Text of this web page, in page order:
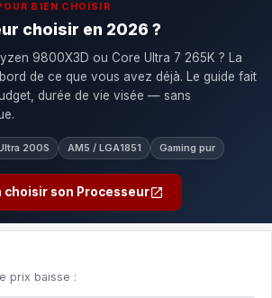
BIEN CHOISIR
choisir en 2026 ?
9800X3D ou Core Ultra 7 265K ? La
de ce que vous avez déjà. Le guide fait
durée de vie visée — sans
200S AM5 / LGA1851 Gaming pur
choisir son Processeur
prix baisse :